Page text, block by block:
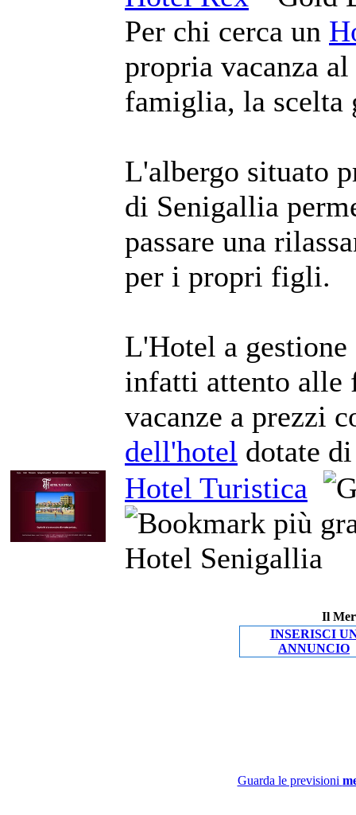
Per chi cerca un
propria vacanza
famiglia, la scelta
L'albergo situato
di Senigallia
passare una
per i propri figli.
L'Hotel a
infatti attento alle
vacanze a prezzi
dell'hotel dotate
Hotel Turistica
Hotel Senigallia
Il
INSERISCI
ANNUNCIO
Guarda le previsioni